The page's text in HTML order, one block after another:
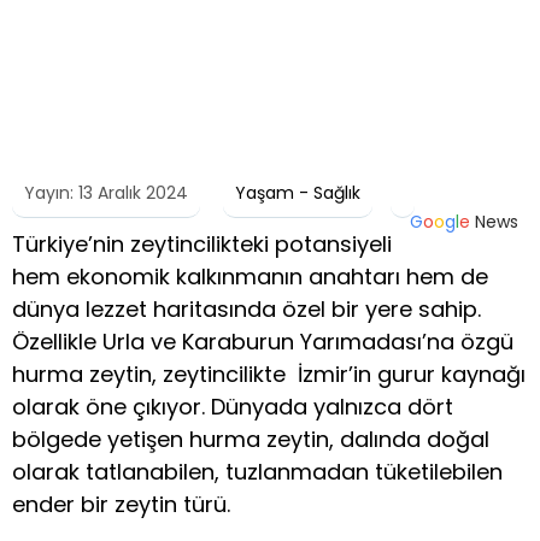
Yayın: 13 Aralık 2024
Yaşam - Sağlık
Google News
Türkiye’nin zeytincilikteki potansiyeli
hem ekonomik kalkınmanın anahtarı hem de
dünya lezzet haritasında özel bir yere sahip.
Özellikle Urla ve Karaburun Yarımadası’na özgü
hurma zeytin, zeytincilikte İzmir’in gurur kaynağı
olarak öne çıkıyor. Dünyada yalnızca dört
bölgede yetişen hurma zeytin, dalında doğal
olarak tatlanabilen, tuzlanmadan tüketilebilen
ender bir zeytin türü.